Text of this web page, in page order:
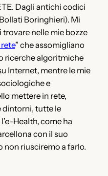
Dagli antichi codici
Boringhieri). Mi
trovare nelle mie bozze
” che assomigliano
ricerche algoritmiche
Internet, mentre le mie
e
mettere in rete,
dintorni, tutte le
Health, come ha
con il suo
non riusciremo a farlo.